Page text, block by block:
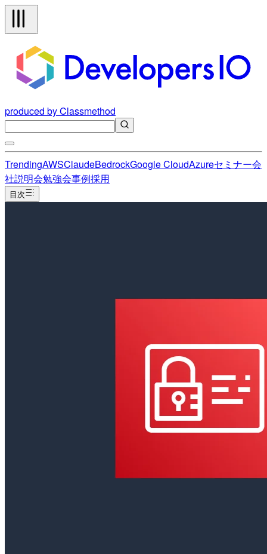
produced by Classmethod
TrendingAWSClaudeBedrockGoogle CloudAzureセミナー会
社説明会勉強会事例採用
目次